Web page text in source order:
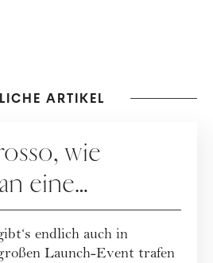
ARTIKEL
wie
eine
Beauty-Brand?
endlich auch in
Launch-Event trafen